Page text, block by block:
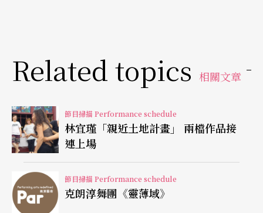
Related topics 相關文章
節目掃描 Performance schedule
林宜瑾「親近土地計畫」 兩檔作品接
連上場
節目掃描 Performance schedule
克朗淳舞團《靈薄域》